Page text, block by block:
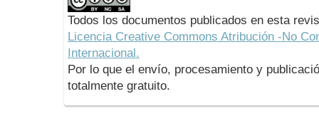
Todos los documentos publicados en esta
Licencia Creative Commons Atribución -No
Internacional.
Por lo que el envío, procesamiento y
totalmente gratuito.